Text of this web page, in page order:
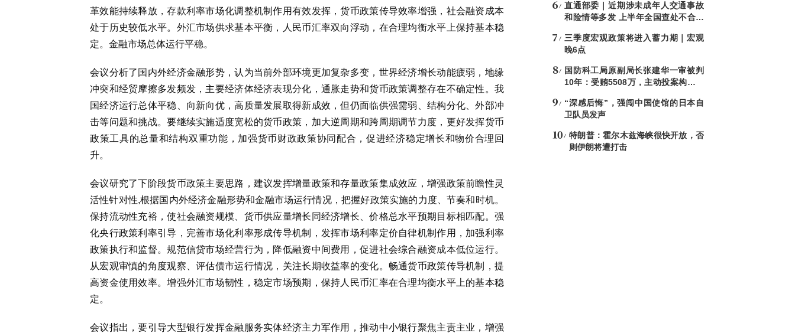
革效能持续释放，存款利率市场化调整机制作用有效发挥，货币政策传导效率增强，社会融资成本
处于历史较低水平。外汇市场供求基本平衡，人民币汇率双向浮动，在合理均衡水平上保持基本稳
定。金融市场总体运行平稳。
会议分析了国内外经济金融形势，认为当前外部环境更加复杂多变，世界经济增长动能疲弱，地缘
冲突和经贸摩擦多发频发，主要经济体经济表现分化，通胀走势和货币政策调整存在不确定性。我
国经济运行总体平稳、向新向优，高质量发展取得新成效，但仍面临供强需弱、结构分化、外部冲
击等问题和挑战。要继续实施适度宽松的货币政策，加大逆周期和跨周期调节力度，更好发挥货币
政策工具的总量和结构双重功能，加强货币财政政策协同配合，促进经济稳定增长和物价合理回
升。
会议研究了下阶段货币政策主要思路，建议发挥增量政策和存量政策集成效应，增强政策前瞻性灵
活性针对性,根据国内外经济金融形势和金融市场运行情况，把握好政策实施的力度、节奏和时机。
保持流动性充裕，使社会融资规模、货币供应量增长同经济增长、价格总水平预期目标相匹配。强
化央行政策利率引导，完善市场化利率形成传导机制，发挥市场利率定价自律机制作用，加强利率
政策执行和监督。规范信贷市场经营行为，降低融资中间费用，促进社会综合融资成本低位运行。
从宏观审慎的角度观察、评估债市运行情况，关注长期收益率的变化。畅通货币政策传导机制，提
高资金使用效率。增强外汇市场韧性，稳定市场预期，保持人民币汇率在合理均衡水平上的基本稳
定。
会议指出，要引导大型银行发挥金融服务实体经济主力军作用，推动中小银行聚焦主责主业，增强
直通部委｜近期涉未成年人交通事故
和险情等多发 上半年全国查处不合格
三季度宏观政策将进入蓄力期｜宏观
晚6点
国防科工局原副局长张建华一审被判
10年：受贿5508万，主动投案构成自
“深感后悔”，强闯中国使馆的日本自
卫队员发声
特朗普：霍尔木兹海峡很快开放，否
则伊朗将遭打击